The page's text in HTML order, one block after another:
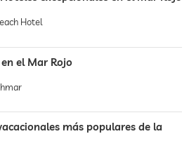
Hotel
el Mar Rojo
más populares de la